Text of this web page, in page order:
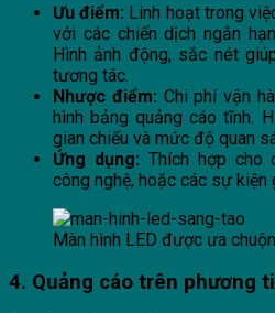
Ưu điểm: Linh hoạt trong
với các chiến dịch ngắn
Hình ảnh động, sắc nét
tương tác.
Nhược điểm: Chi phí vận
hình bảng quảng cáo tĩnh.
gian chiếu và mức độ quan
Ứng dụng: Thích hợp cho
công nghệ, hoặc các sự kiện
Màn hình LED được ưa
4. Quảng cáo trên phương